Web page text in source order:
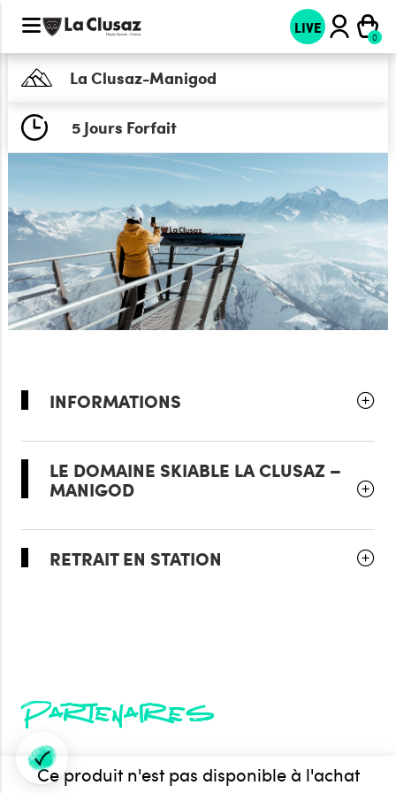
LIVE
La Clusaz-Manigod
5 Jours Forfait
INFORMATIONS
LE DOMAINE SKIABLE LA CLUSAZ –
MANIGOD
RETRAIT EN STATION
Ce produit n'est pas disponible à l'achat
Partenaires